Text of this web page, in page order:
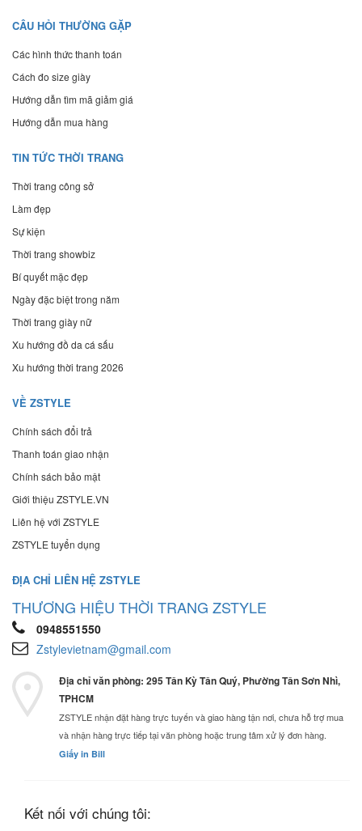
CÂU HỎI THƯỜNG GẶP
Các hình thức thanh toán
Cách đo size giày
Hướng dẫn tìm mã giảm giá
Hướng dẫn mua hàng
TIN TỨC THỜI TRANG
Thời trang công sở
Làm đẹp
Sự kiện
Thời trang showbiz
Bí quyết mặc đẹp
Ngày đặc biệt trong năm
Thời trang giày nữ
Xu hướng đồ da cá sấu
Xu hướng thời trang 2026
VỀ ZSTYLE
Chính sách đổi trả
Thanh toán giao nhận
Chính sách bảo mật
Giới thiệu ZSTYLE.VN
Liên hệ với ZSTYLE
ZSTYLE tuyển dụng
ĐỊA CHỈ LIÊN HỆ ZSTYLE
THƯƠNG HIỆU THỜI TRANG ZSTYLE
0948551550
Zstylevietnam@gmail.com
Địa chỉ văn phòng: 295 Tân Kỳ Tân Quý, Phường Tân Sơn Nhì,
TPHCM
ZSTYLE nhận đặt hàng trực tuyến và giao hàng tận nơi, chưa hỗ trợ mua
và nhận hàng trực tiếp tại văn phòng hoặc trung tâm xử lý đơn hàng.
Giấy in Bill
Kết nối với chúng tôi: